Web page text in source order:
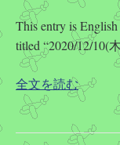
This entry is English
titled “2020/12/
全文を読む